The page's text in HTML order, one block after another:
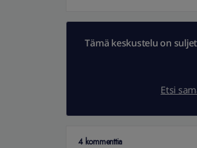
Tämä keskustelu on
Etsi
4 kommenttia